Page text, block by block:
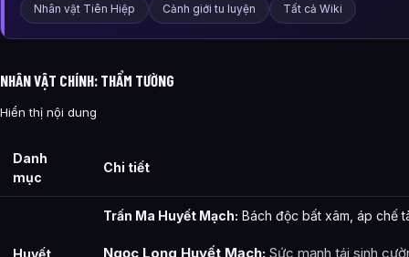
Nhân vật Tiên Hiệp Cảnh giới tu luyện Tất cả Wiki
NHÂN VẬT CHÍNH: THẨM TƯỜNG
Hiển thị nội dung
Danh
mục
Chi tiết
Trấn Ma Huyết Mạch: Bách độc bất xâm, áp chế
Ngọc Long Huyết Mạch: Sức mạnh tái sinh